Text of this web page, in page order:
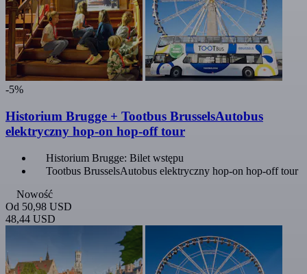
-5%
Historium Brugge + Tootbus BrusselsAutobus
elektryczny hop-on hop-off tour
Historium Brugge: Bilet wstępu
Tootbus BrusselsAutobus elektryczny hop-on hop-off tour
Nowość
Od 50,98 USD
48,44 USD